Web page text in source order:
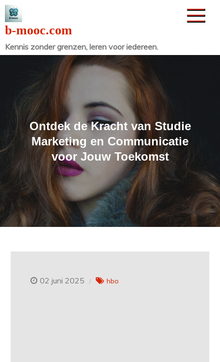
Naar
de
inhoud
gaan
b-mooc.com
Kennis zonder grenzen, leren voor iedereen.
Ontdek de Kracht van Studie
Marketing en Communicatie
voor Jouw Toekomst
02 juni 2025 hbo